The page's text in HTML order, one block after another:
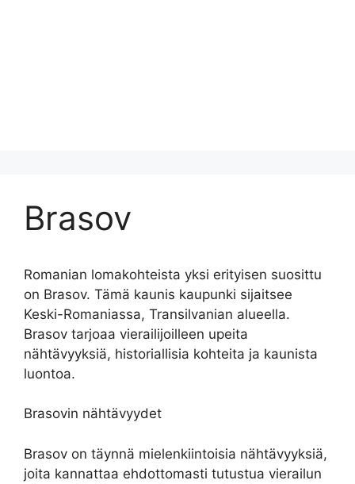
Brasov
Romanian lomakohteista yksi erityisen suosittu
on Brasov. Tämä kaunis kaupunki sijaitsee
Keski-Romaniassa, Transilvanian alueella.
Brasov tarjoaa vierailijoilleen upeita
nähtävyyksiä, historiallisia kohteita ja kaunista
luontoa.
Brasovin nähtävyydet
Brasov on täynnä mielenkiintoisia nähtävyyksiä,
joita kannattaa ehdottomasti tutustua vierailun